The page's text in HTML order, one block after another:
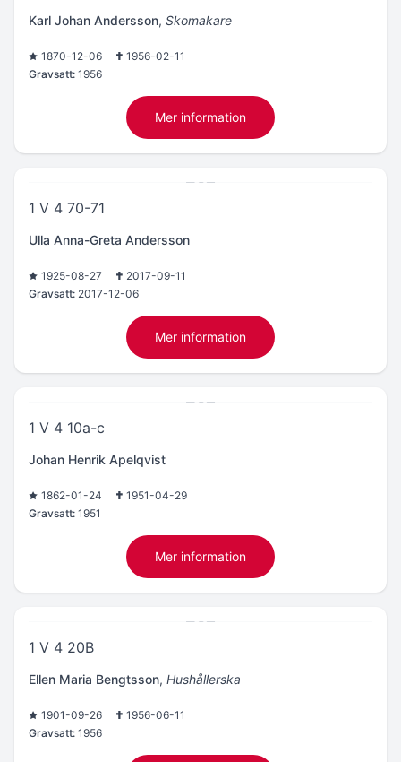
Karl Johan Andersson, Skomakare
1870-12-06
1956-02-11
Gravsatt: 1956
Mer information
1 V 4 70-71
Ulla Anna-Greta Andersson
1925-08-27
2017-09-11
Gravsatt: 2017-12-06
Mer information
1 V 4 10a-c
Johan Henrik Apelqvist
1862-01-24
1951-04-29
Gravsatt: 1951
Mer information
1 V 4 20B
Ellen Maria Bengtsson, Hushållerska
1901-09-26
1956-06-11
Gravsatt: 1956